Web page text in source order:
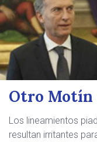
Otro Motín
Los lineamientos
resultan irritantes